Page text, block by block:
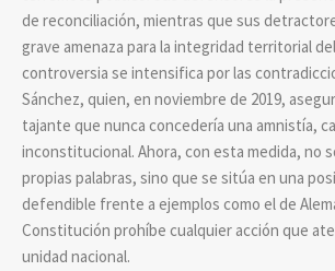
de reconciliación, mientras que sus
grave amenaza para la integridad territorial
controversia se intensifica por las
Sánchez, quien, en noviembre de 2019,
tajante que nunca concedería una amnistía,
inconstitucional. Ahora, con esta medida, no
propias palabras, sino que se sitúa en una
defendible frente a ejemplos como el de
Constitución prohíbe cualquier acción que
unidad nacional.